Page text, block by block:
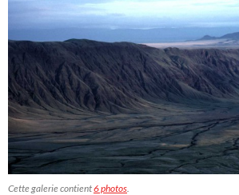
Cette galerie contient6 photos